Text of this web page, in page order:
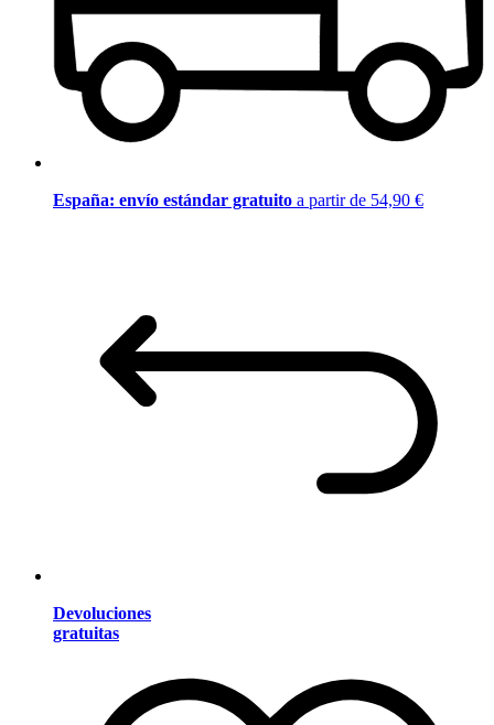
España: envío estándar gratuito a partir de 54,90 €
Devoluciones
gratuitas